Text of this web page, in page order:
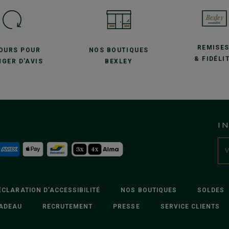
POUR
D'AVIS
NOS BOUTIQUES
BEXLEY
REMISES
&
D’ACCESSIBILITÉ NOS BOUTIQUES SOLDES
RECRUTEMENT PRESSE SERVICE CLIENTS